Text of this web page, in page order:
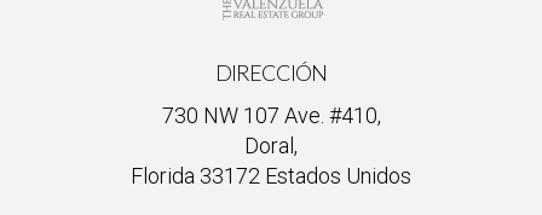
DIRECCIÓN
730 NW 107 Ave. #410,
Doral,
Florida 33172 Estados Unidos